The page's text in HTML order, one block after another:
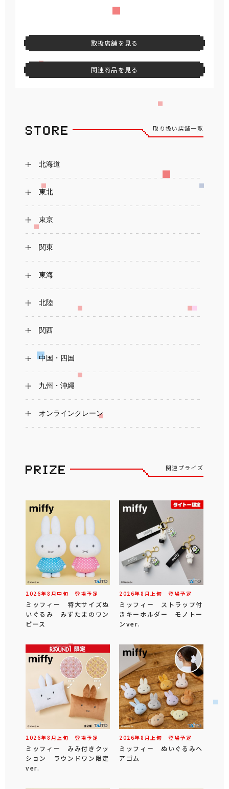
取扱店舗を見る
関連商品を見る
取り扱い店舗一覧
北海道
東北
東京
関東
東海
北陸
関西
中国・四国
九州・沖縄
オンラインクレーン
関連プライズ
2026年8 月中旬 登場予定
ミッフィー 特大サイズぬ
いぐるみ みずたまのワン
ピース
2026年8 月 上旬 登場予定
ミッフィー ストラップ付
きキーホルダー モノトー
ンver.
2026年8 月 上旬 登場予定
ミッフィー みみ付きクッ
ション ラウンドワン限定
ver.
2026年8 月 上旬 登場予定
ミッフィー ぬいぐるみヘ
アゴム